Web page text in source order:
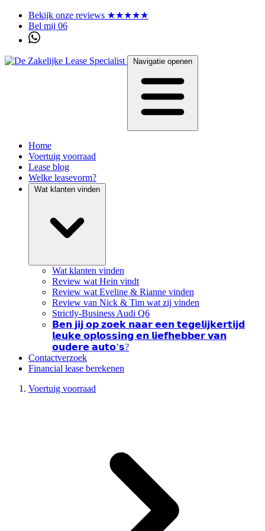
Bekijk onze reviews ★★★★★
Bel mij 06
Navigatie openen
Home
Voertuig voorraad
Lease blog
Welke leasevorm?
Wat klanten vinden
Wat klanten vinden
Review wat Hein vindt
Review wat Eveline & Rianne vinden
Review van Nick & Tim wat zij vinden
Strictly-Business Audi Q6
𝗕𝗲𝗻 𝗷𝗶𝗷 𝗼𝗽 𝘇𝗼𝗲𝗸 𝗻𝗮𝗮𝗿 𝗲𝗲𝗻 𝘁𝗲𝗴𝗲𝗹𝗶𝗷𝗸𝗲𝗿𝘁𝗶𝗷𝗱
𝗹𝗲𝘂𝗸𝗲 𝗼𝗽𝗹𝗼𝘀𝘀𝗶𝗻𝗴 𝗲𝗻 𝗹𝗶𝗲𝗳𝗵𝗲𝗯𝗯𝗲𝗿 𝘃𝗮𝗻
𝗼𝘂𝗱𝗲𝗿𝗲 𝗮𝘂𝘁𝗼’𝘀?
Contactverzoek
Financial lease berekenen
Voertuig voorraad